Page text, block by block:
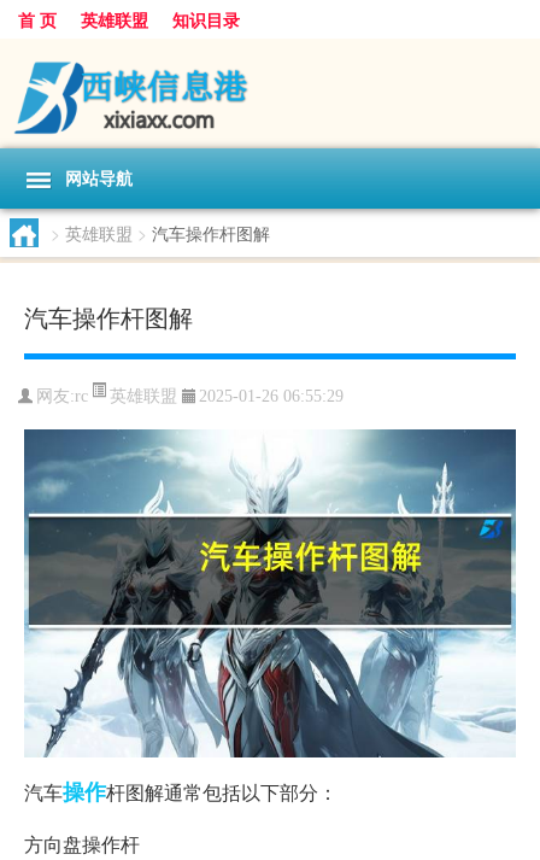
首 页 英雄联盟 知识目录
网站导航
> 英雄联盟 > 汽车操作杆图解
汽车操作杆图解
网友:rc 英雄联盟 2025-01-26 06:55:29
汽车操作杆图解通常包括以下部分：
方向盘操作杆